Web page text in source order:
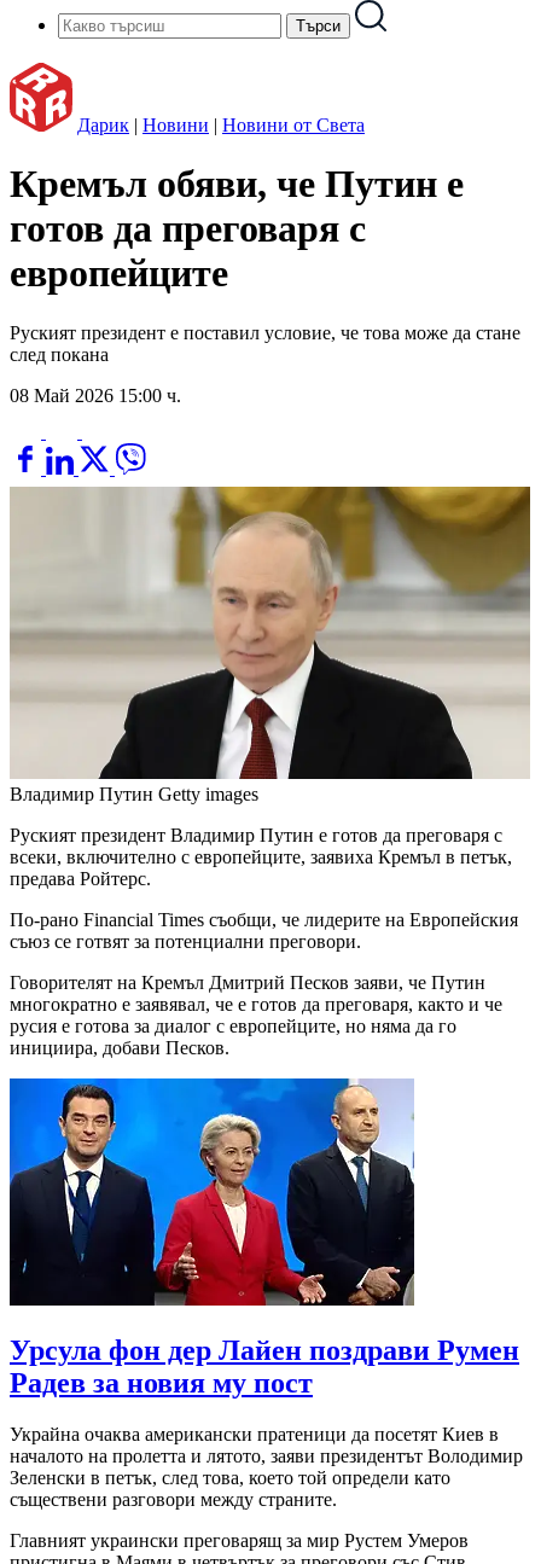
Дарик | Новини | Новини от Света
Кремъл обяви, че Путин е
готов да преговаря с
европейците
Руският президент е поставил условие, че това може да стане
след покана
08 Май 2026 15:00 ч.
Владимир Путин Getty images
Руският президент Владимир Путин е готов да преговаря с
всеки, включително с европейците, заявиха Кремъл в петък,
предава Ройтерс.
По-рано Financial Times съобщи, че лидерите на Европейския
съюз се готвят за потенциални преговори.
Говорителят на Кремъл Дмитрий Песков заяви, че Путин
многократно е заявявал, че е готов да преговаря, както и че
русия е готова за диалог с европейците, но няма да го
инициира, добави Песков.
Урсула фон дер Лайен поздрави Румен
Радев за новия му пост
Украйна очаква американски пратеници да посетят Киев в
началото на пролетта и лятото, заяви президентът Володимир
Зеленски в петък, след това, което той определи като
съществени разговори между страните.
Главният украински преговарящ за мир Рустем Умеров